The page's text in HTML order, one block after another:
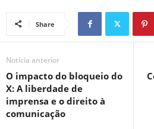
Share
Notícia anterior
O impacto do bloqueio do
X: A liberdade de
imprensa e o direito à
comunicação